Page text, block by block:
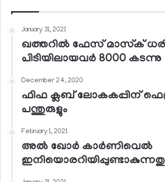
January 31, 2021
ഖത്തറില്‍ ഫേസ് മാസ്‌ക്
പിടിയിലായവര്‍ 8000 കടന്നു
December 24, 2020
ഫിഫ ക്ലബ് ലോകകപ്പിന്
പന്തുരുളും
February 1, 2021
അല്‍ ഖോര്‍ കാര്‍ണിവെല്‍